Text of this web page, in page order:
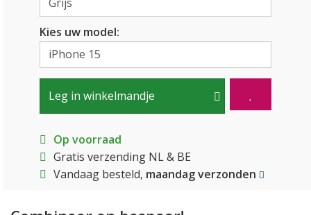
Kies uw model:
Leg in winkelmandje
Op voorraad
Gratis verzending NL & BE
Vandaag besteld, maandag verzonden